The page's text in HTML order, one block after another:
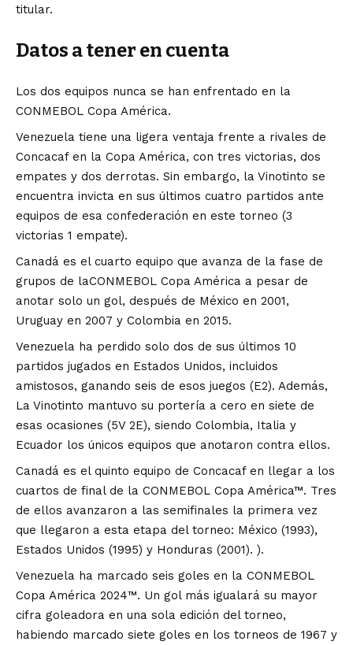
titular.
Datos a tener en cuenta
Los dos equipos nunca se han enfrentado en la
CONMEBOL Copa América.
Venezuela tiene una ligera ventaja frente a rivales de
Concacaf en la Copa América, con tres victorias, dos
empates y dos derrotas. Sin embargo, la Vinotinto se
encuentra invicta en sus últimos cuatro partidos ante
equipos de esa confederación en este torneo (3
victorias 1 empate).
Canadá es el cuarto equipo que avanza de la fase de
grupos de laCONMEBOL Copa América a pesar de
anotar solo un gol, después de México en 2001,
Uruguay en 2007 y Colombia en 2015.
Venezuela ha perdido solo dos de sus últimos 10
partidos jugados en Estados Unidos, incluidos
amistosos, ganando seis de esos juegos (E2). Además,
La Vinotinto mantuvo su portería a cero en siete de
esas ocasiones (5V 2E), siendo Colombia, Italia y
Ecuador los únicos equipos que anotaron contra ellos.
Canadá es el quinto equipo de Concacaf en llegar a los
cuartos de final de la CONMEBOL Copa América™. Tres
de ellos avanzaron a las semifinales la primera vez
que llegaron a esta etapa del torneo: México (1993),
Estados Unidos (1995) y Honduras (2001). ).
Venezuela ha marcado seis goles en la CONMEBOL
Copa América 2024™. Un gol más igualará su mayor
cifra goleadora en una sola edición del torneo,
habiendo marcado siete goles en los torneos de 1967 y